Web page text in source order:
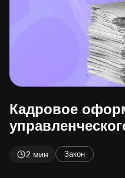
Кадровое
2 мин Закон